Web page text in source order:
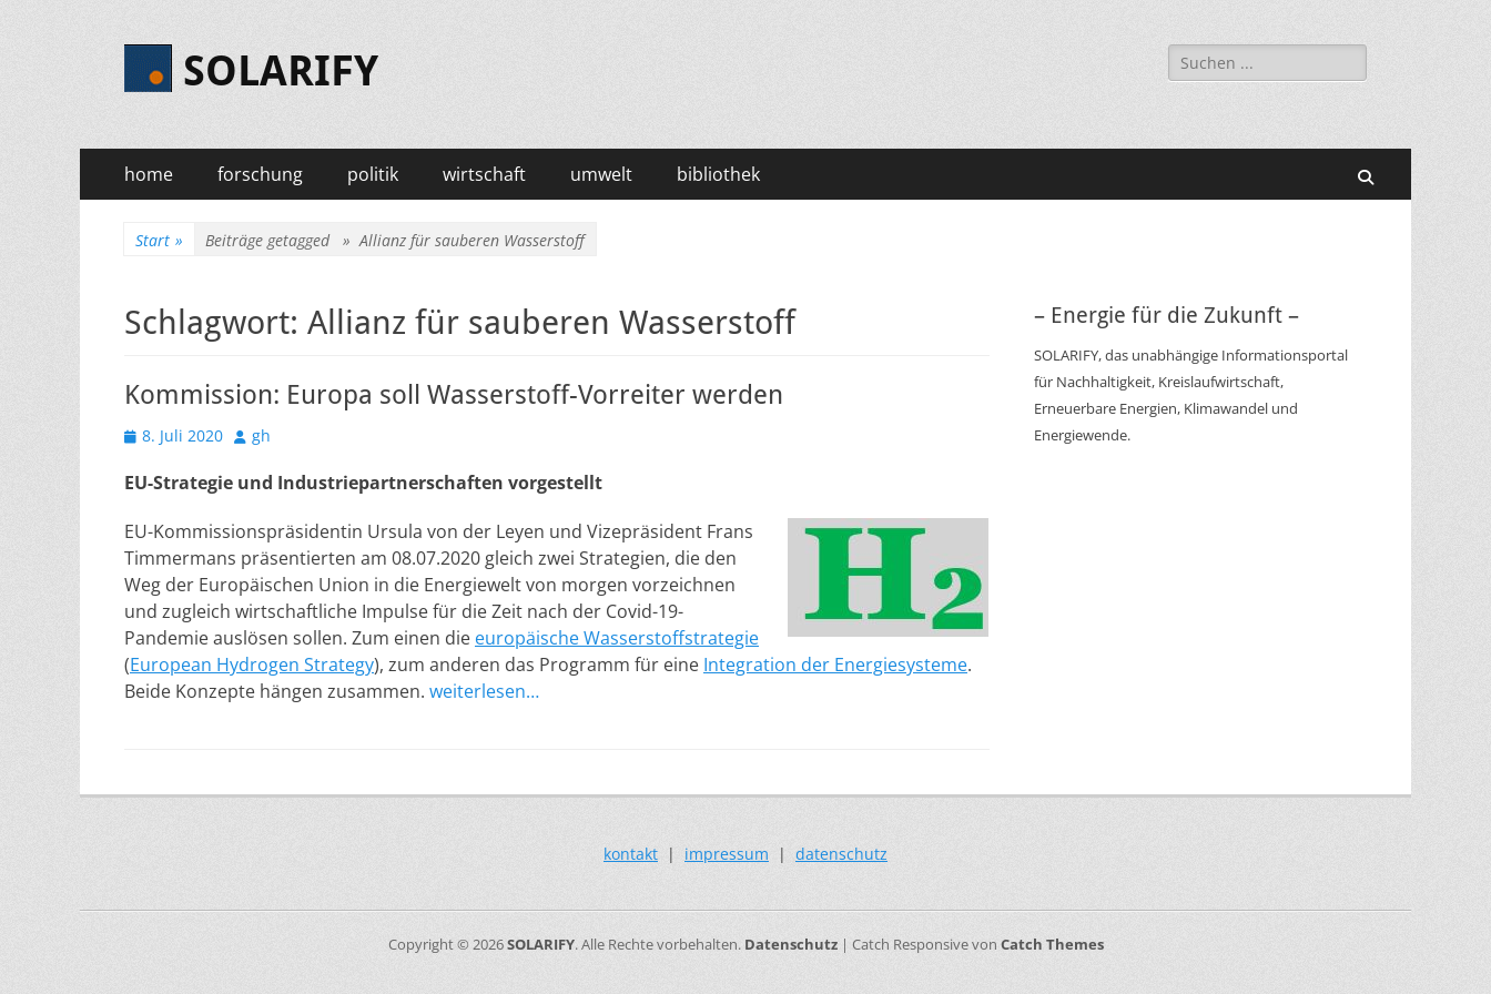
SOLARIFY
Suchen
nach:
Primäres
Menü
Zum
Inhalt
home forschung politik wirtschaft umwelt bibliothek
Start » Beiträge getagged »Allianz für sauberen Wasserstoff
Schlagwort: Allianz für sauberen Wasserstoff
Kommission: Europa soll Wasserstoff-Vorreiter werden
Veröffentlicht
8. Juli 2020 Autor
gh
EU-Strategie und Industriepartnerschaften vorgestellt
EU-Kommissionspräsidentin Ursula von der Leyen und Vizepräsident Frans
Timmermans präsentierten am 08.07.2020 gleich zwei Strategien, die den
Weg der Europäischen Union in die Energiewelt von morgen vorzeichnen
und zugleich wirtschaftliche Impulse für die Zeit nach der Covid-19-
Pandemie auslösen sollen. Zum einen die europäische Wasserstoffstrategie
(European Hydrogen Strategy), zum anderen das Programm für eine Integration der Energiesysteme.
Beide Konzepte hängen zusammen. weiterlesen…
– Energie für die Zukunft –
SOLARIFY, das unabhängige Informationsportal
für Nachhaltigkeit, Kreislaufwirtschaft,
Erneuerbare Energien, Klimawandel und
Energiewende.
kontakt | impressum | datenschutz
Copyright © 2026SOLARIFY. Alle Rechte vorbehalten. Datenschutz| Catch Responsive von Catch Themes